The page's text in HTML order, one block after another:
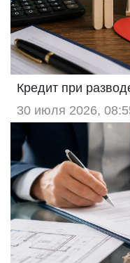
Кредит при
30 июля 2026,